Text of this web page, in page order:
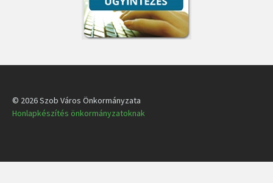
© 2026 Szob Város Önkormányzata
Honlapkészítés önkormányzatoknak